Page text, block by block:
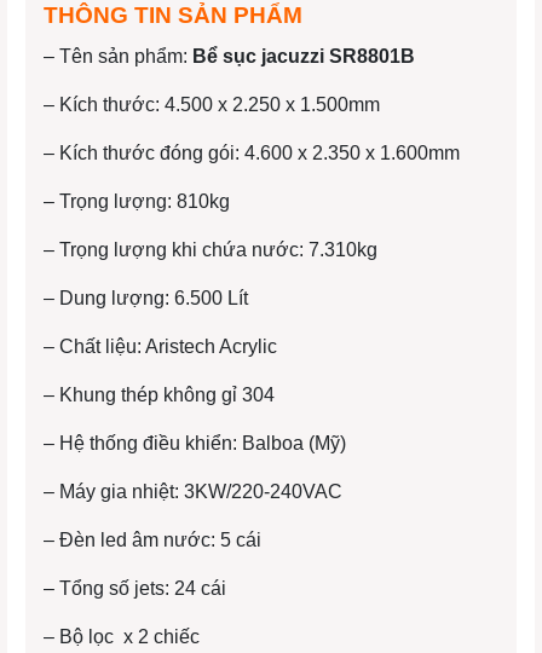
THÔNG TIN SẢN PHẨM
– Tên sản phẩm: Bể sục jacuzzi SR8801B
– Kích thước: 4.500 x 2.250 x 1.500mm
– Kích thước đóng gói: 4.600 x 2.350 x 1.600mm
– Trọng lượng: 810kg
– Trọng lượng khi chứa nước: 7.310kg
– Dung lượng: 6.500 Lít
– Chất liệu: Aristech Acrylic
– Khung thép không gỉ 304
– Hệ thống điều khiển: Balboa (Mỹ)
– Máy gia nhiệt: 3KW/220-240VAC
– Đèn led âm nước: 5 cái
– Tổng số jets: 24 cái
– Bộ lọc x 2 chiếc